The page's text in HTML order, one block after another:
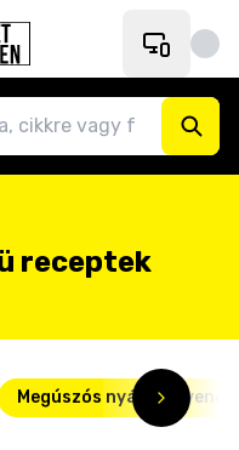
receptek
Megúszós nyári